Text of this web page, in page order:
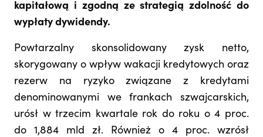
kapitałową i zgodną ze strategią zdolność do
wypłaty dywidendy.
Powtarzalny skonsolidowany zysk netto,
skorygowany o wpływ wakacji kredytowych oraz
rezerw na ryzyko związane z kredytami
denominowanymi we frankach szwajcarskich,
urósł w trzecim kwartale rok do roku o 4 proc.
do 1,884 mld zł. Również o 4 proc. wzrósł